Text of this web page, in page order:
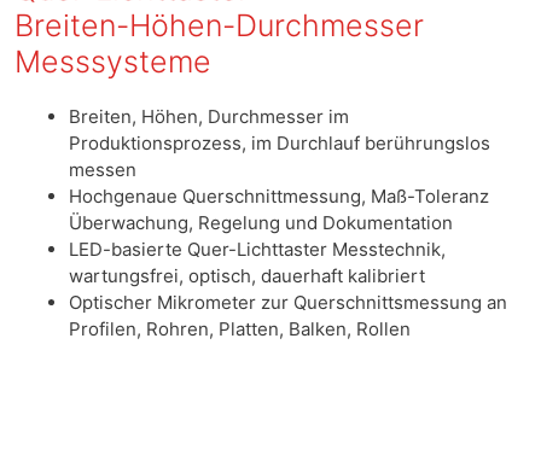
Breiten-Höhen-Durchmesser
Messsysteme
Breiten, Höhen, Durchmesser im
Produktionsprozess, im Durchlauf berührungslos
messen
Hochgenaue Querschnittmessung, Maß-Toleranz
Überwachung, Regelung und Dokumentation
LED-basierte Quer-Lichttaster Messtechnik,
wartungsfrei, optisch, dauerhaft kalibriert
Optischer Mikrometer zur Querschnittsmessung an
Profilen, Rohren, Platten, Balken, Rollen